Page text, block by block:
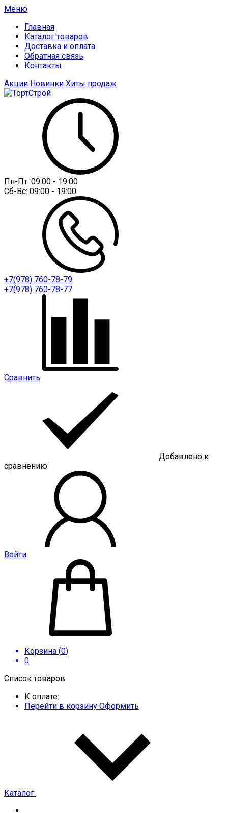
Меню
Главная
Каталог товаров
Доставка и оплата
Обратная связь
Контакты
Акции Новинки Хиты продаж
Пн-Пт: 09:00 - 19:00
Сб-Вс: 09:00 - 19:00
+7(978) 760-78-79
+7(978) 760-78-77
Сравнить
Добавлено к
сравнению
Войти
Корзина (0)
0
Список товаров
К оплате:
Перейти в корзину Оформить
Каталог